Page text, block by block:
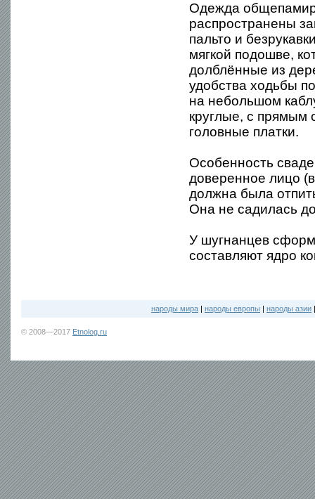
Одежда
распространены
пальто и
мягкой подошве,
долблённые из
удобства ходьбы
на небольшом
круглые, с
головные платки.
Особенность
доверенное лицо
должна была
Она не садилась
У шугнанцев
составляют ядро
народы мира | народы европы | народы азии
© 2008—2017 Etnolog.ru